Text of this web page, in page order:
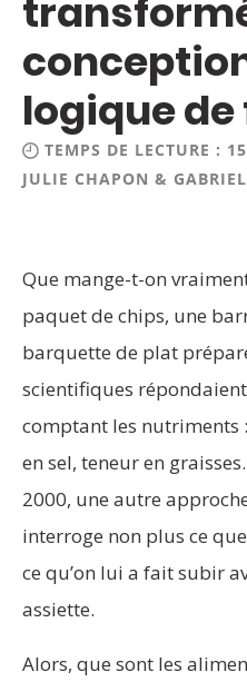
logique
TEMPS DE LECTURE :
JULIE CHAPON &
Que mange-t-on
paquet de chips, une
barquette de plat
scientifiques
comptant les nutriments
en sel, teneur en
2000, une autre
interroge non plus ce
ce qu’on lui a fait subir
assiette.
Alors, que sont les